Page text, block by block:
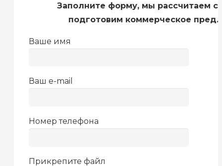
Заполните форму, мы рассчитаем
подготовим коммерческое
Ваше имя
Ваш e-mail
Номер телефона
Прикрепите файл